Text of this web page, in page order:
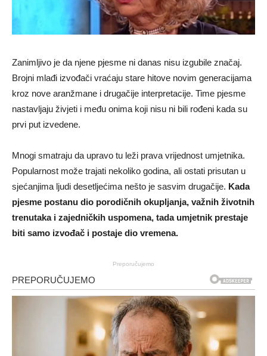
Zanimljivo je da njene pjesme ni danas nisu izgubile značaj.
Brojni mlađi izvođači vraćaju stare hitove novim generacijama
kroz nove aranžmane i drugačije interpretacije. Time pjesme
nastavljaju živjeti i među onima koji nisu ni bili rođeni kada su
prvi put izvedene.
Mnogi smatraju da upravo tu leži prava vrijednost umjetnika.
Popularnost može trajati nekoliko godina, ali ostati prisutan u
sjećanjima ljudi desetljećima nešto je sasvim drugačije. Kada
pjesme postanu dio porodičnih okupljanja, važnih životnih
trenutaka i zajedničkih uspomena, tada umjetnik prestaje
biti samo izvođač i postaje dio vremena.
Preporučujemo